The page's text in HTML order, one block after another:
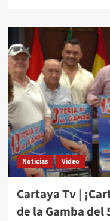
Noticias Video
Cartaya Tv |
de la Gamba del